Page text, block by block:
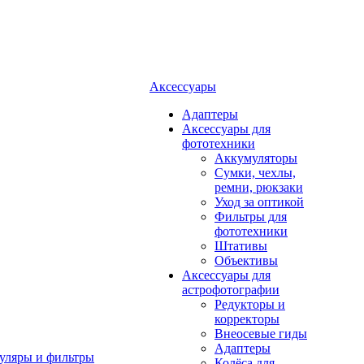
и фильтры
Аксессуары
Адаптеры
Аксессуары для
фототехники
Аккумуляторы
Сумки, чехлы,
ремни, рюкзаки
Уход за оптикой
Фильтры для
фототехники
Штативы
Объективы
Аксессуары для
астрофотографии
Редукторы и
корректоры
Внеосевые гиды
Адаптеры